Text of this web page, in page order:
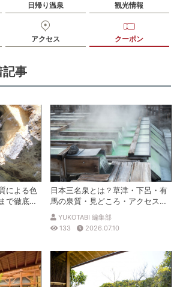
日帰り温泉 観光情報
アクセス クーポン
記事
による色
で徹底解
日本三名泉とは？草津・下呂・有
馬の泉質・見どころ・アクセスを
徹底解説
YUKOTABI 編集部
133
2026.07.10